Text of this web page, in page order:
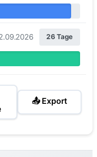
26 Tage
📤 Export